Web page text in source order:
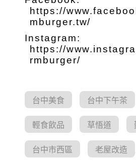
https://
mburger.tw/
Instagram:
https://
rmburger/
台中美食 台中下午茶
輕食飲品 草悟道
台中市西區 老屋改造